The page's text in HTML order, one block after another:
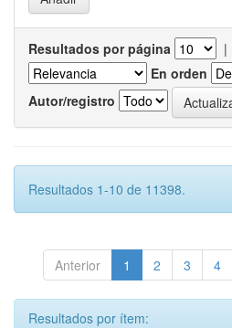
Resultados por página |
En orden
Autor/registro
Resultados 1-10 de 11398.
Anterior 1 2 3 4
Resultados por ítem: